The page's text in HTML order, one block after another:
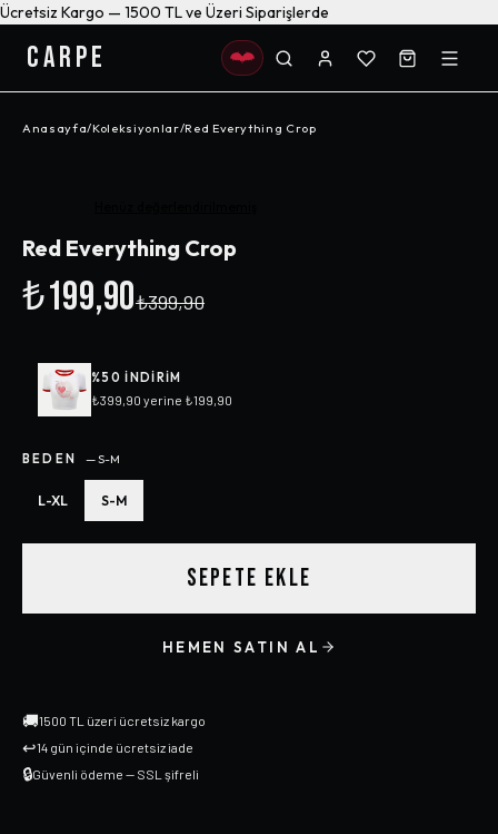
Ücretsiz Kargo — 1500 TL ve Üzeri Siparişlerde
CARPE
Anasayfa/Koleksiyonlar/Red Everything Crop
Red Everything Crop
₺199,90₺399,90
%50 INDIRIM
₺399,90 yerine ₺199,90
BEDEN —S-M
L-XL S-M
SEPETE EKLE
HEMEN SATIN AL
🚚1500 TL üzeri ücretsiz kargo
↩14 gün içinde ücretsiz iade
🔒Güvenli ödeme — SSL şifreli